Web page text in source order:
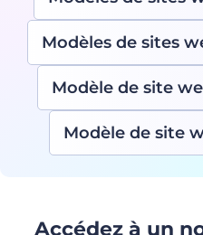
Modèles de sites
Modèle de site
Modèle de site
Accédez à un